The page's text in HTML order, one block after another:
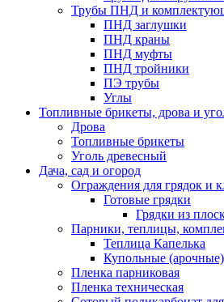
Трубы ПНД и
ПНД заглушки
ПНД краны
ПНД муфты
ПНД тройники
ПЭ трубы
Углы
Топливные брикеты, дрова и
Дрова
Топливные брикеты
Уголь древесный
Дача, сад и огород
Ограждения для грядок и
Готовые грядки
Грядки из
Парники, теплицы,
Теплица Капелька
Купольные
Пленка парниковая
Пленка техническая